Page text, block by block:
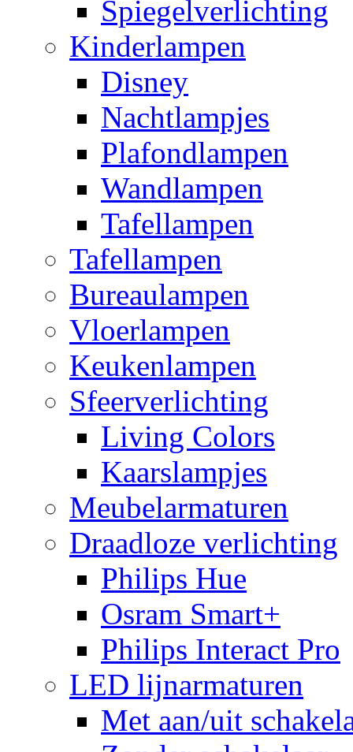
Spiegelverlichting
Kinderlampen
Disney
Nachtlampjes
Plafondlampen
Wandlampen
Tafellampen
Tafellampen
Bureaulampen
Vloerlampen
Keukenlampen
Sfeerverlichting
Living Colors
Kaarslampjes
Meubelarmaturen
Draadloze verlichting
Philips Hue
Osram Smart+
Philips Interact Pro
LED lijnarmaturen
Met aan/uit